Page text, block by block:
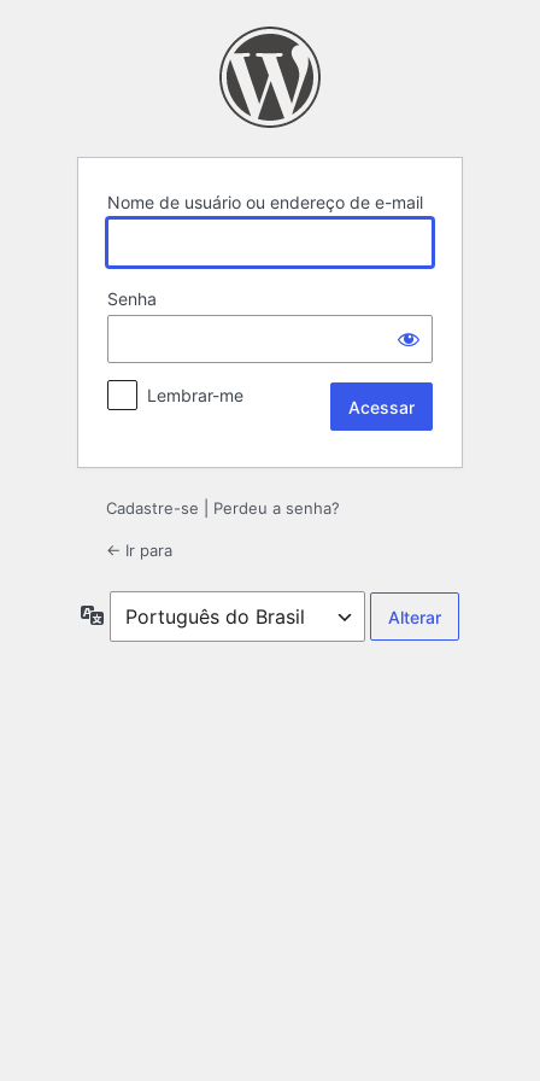
Nome de usuário ou endereço de e-mail
Senha
Lembrar-me
Cadastre-se Perdeu a senha?
← Ir para
Idioma